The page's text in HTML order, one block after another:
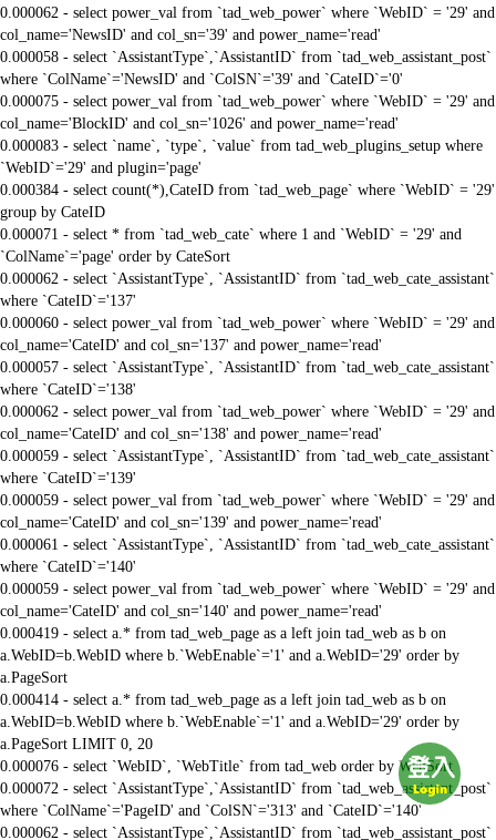
0.000062 - select power_val from `tad_web_power` where `WebID` = '29' and
col_name='NewsID' and col_sn='39' and power_name='read'
0.000058 - select `AssistantType`,`AssistantID` from `tad_web_assistant_post`
where `ColName`='NewsID' and `ColSN`='39' and `CateID`='0'
0.000075 - select power_val from `tad_web_power` where `WebID` = '29' and
col_name='BlockID' and col_sn='1026' and power_name='read'
0.000083 - select `name`, `type`, `value` from tad_web_plugins_setup where
`WebID`='29' and plugin='page'
0.000384 - select count(*),CateID from `tad_web_page` where `WebID` = '29'
group by CateID
0.000071 - select * from `tad_web_cate` where 1 and `WebID` = '29' and
`ColName`='page' order by CateSort
0.000062 - select `AssistantType`, `AssistantID` from `tad_web_cate_assistant`
where `CateID`='137'
0.000060 - select power_val from `tad_web_power` where `WebID` = '29' and
col_name='CateID' and col_sn='137' and power_name='read'
0.000057 - select `AssistantType`, `AssistantID` from `tad_web_cate_assistant`
where `CateID`='138'
0.000062 - select power_val from `tad_web_power` where `WebID` = '29' and
col_name='CateID' and col_sn='138' and power_name='read'
0.000059 - select `AssistantType`, `AssistantID` from `tad_web_cate_assistant`
where `CateID`='139'
0.000059 - select power_val from `tad_web_power` where `WebID` = '29' and
col_name='CateID' and col_sn='139' and power_name='read'
0.000061 - select `AssistantType`, `AssistantID` from `tad_web_cate_assistant`
where `CateID`='140'
0.000059 - select power_val from `tad_web_power` where `WebID` = '29' and
col_name='CateID' and col_sn='140' and power_name='read'
0.000419 - select a.* from tad_web_page as a left join tad_web as b on
a.WebID=b.WebID where b.`WebEnable`='1' and a.WebID='29' order by
a.PageSort
0.000414 - select a.* from tad_web_page as a left join tad_web as b on
a.WebID=b.WebID where b.`WebEnable`='1' and a.WebID='29' order by
a.PageSort LIMIT 0, 20
0.000076 - select `WebID`, `WebTitle` from tad_web order by WebSort
0.000072 - select `AssistantType`,`AssistantID` from `tad_web_assistant_post`
where `ColName`='PageID' and `ColSN`='313' and `CateID`='140'
0.000062 - select `AssistantType`,`AssistantID` from `tad_web_assistant_post`